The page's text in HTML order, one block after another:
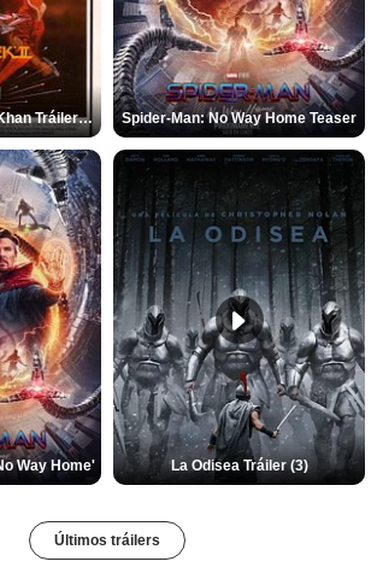
Star Trek II: la ira de Khan Tráiler VO Spider-Man: No Way Home Teaser
Way Home' La Odisea Tráiler (3)
Últimos tráilers